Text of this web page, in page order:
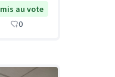
au vote
0